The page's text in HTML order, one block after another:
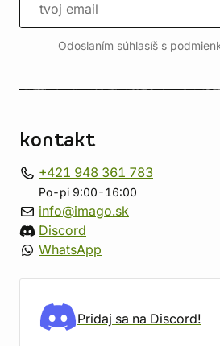
Odoslaním súhlasíš s
kontakt
+421 948 361 783
Po-pi 9:00-16:00
info@imago.sk
Discord
WhatsApp
Pridaj sa na Discord!